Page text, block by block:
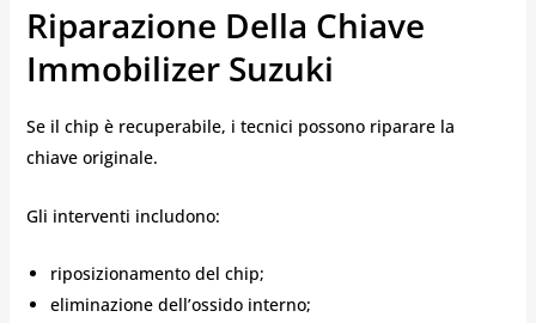
Riparazione Della Chiave
Immobilizer Suzuki
Se il chip è recuperabile, i tecnici possono riparare la
chiave originale.
Gli interventi includono:
riposizionamento del chip;
eliminazione dell’ossido interno;